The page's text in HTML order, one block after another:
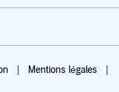
Mentions légales